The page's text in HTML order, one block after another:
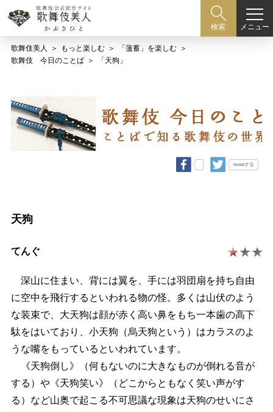
検索 メニュー
歌舞伎美人 もっと楽しむ
「薀蓄」を楽しむ
歌舞伎 今日のことば
「天狗」
tweetする
天狗
てんぐ
深山に住まい、背には翼を、手には羽団扇を持ち自由
に空中を飛行するといわれる物の怪。多くは山伏のよう
な装束で、大天狗は顔が赤く高い鼻をもち一本歯の高下
駄をはいており、小天狗（烏天狗という）はカラスのよ
うな嘴をもっているといわれています。
《天狗倒し》（何もないのに大きなものが倒れる音が
する）や《天狗笑い》（どこからともなく笑い声がす
る）など山奥で起こる不可思議な現象は天狗のせいにさ